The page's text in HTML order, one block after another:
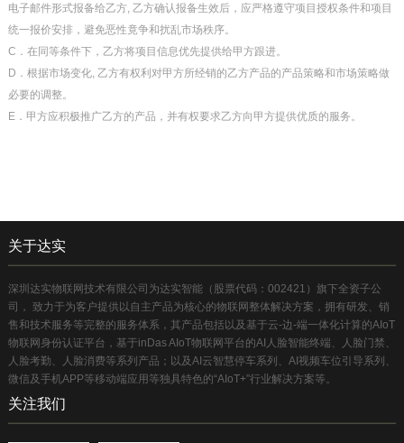
电子邮件形式报备给乙方, 乙方确认报备生效后，应严格遵守项目授权条件和项目
统一报价安排，避免恶性竟争和扰乱市场秩序。
C．在同等条件下，乙方将项目信息优先提供给甲方跟进。
D．根据市场变化, 乙方有权利对甲方所经销的乙方产品的产品策略和市场策略做
必要的调整。
E．甲方应积极推广乙方的产品，并有权要求乙方向甲方提供优质的服务。
关于达实
深圳达实物联网技术有限公司为达实智能（股票代码：002421）旗下全资子公
司， 致力于为客户提供以自主产品为核心的物联网整体解决方案，拥有研发、销
售和技术服务等完整的服务体系，其产品包括以及基于云-边-端一体化计算的AIoT
物联网身份认证平台，基于inDas AIoT物联网平台的AI人脸智能终端、人脸门禁、
人脸考勤、人脸消费等系列产品；以及AI云智慧停车系列、AI视频车位引导系列、
微信及手机APP等移动端应用等独具特色的“AIoT+”行业解决方案等。
关注我们